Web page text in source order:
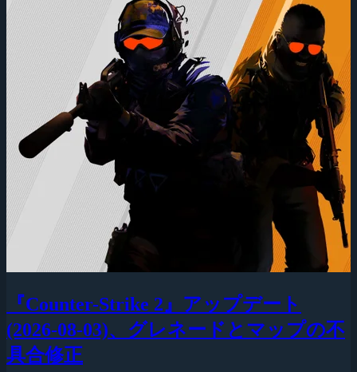
『Counter-Strike 2』アップデート
(2026-08-03)、グレネードとマップの不
具合修正